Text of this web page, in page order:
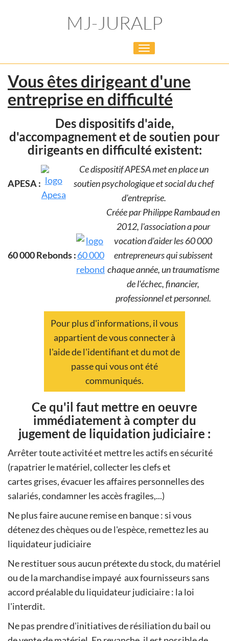
MJ-JURALP
Toggle
navigation
Vous êtes dirigeant d'une
entreprise en difficulté
Des dispositifs d'aide,
d'accompagnement et de soutien pour
dirigeants en difficulté existent:
APESA :
Ce dispositif APESA met en place un
soutien psychologique et social du chef
d'entreprise.
60 000 Rebonds :
Créée par Philippe Rambaud en
2012, l'association a pour
vocation d'aider les 60 000
entrepreneurs qui subissent
chaque année, un traumatisme
de l'échec, financier,
professionnel et personnel.
Pour plus d'informations, il vous
appartient de vous connecter à
l'aide de l'identifiant et du mot de
passe qui vous ont été
communiqués.
Ce qu'il faut mettre en oeuvre
immédiatement à compter du
jugement de liquidation judiciaire :
Arrêter toute activité et mettre les actifs en sécurité
(rapatrier le matériel, collecter les clefs et
cartes grises, évacuer les affaires personnelles des
salariés, condamner les accès fragiles,...)
Ne plus faire aucune remise en banque : si vous
détenez des chèques ou de l'espèce, remettez les au
liquidateur judiciaire
Ne restituer sous aucun prétexte du stock, du matériel
ou de la marchandise impayé aux fournisseurs sans
accord préalable du liquidateur judiciaire : la loi
l'interdit.
Ne pas prendre d'initiatives de résiliation du bail ou